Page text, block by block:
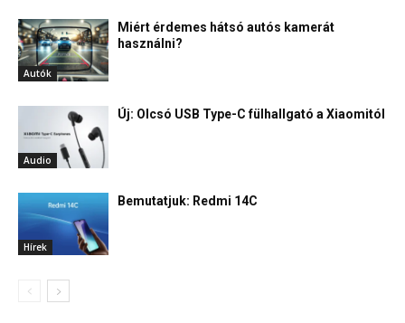
Autók
Miért érdemes hátsó autós kamerát
használni?
Audio
Új: Olcsó USB Type-C fülhallgató a Xiaomitól
Hírek
Bemutatjuk: Redmi 14C